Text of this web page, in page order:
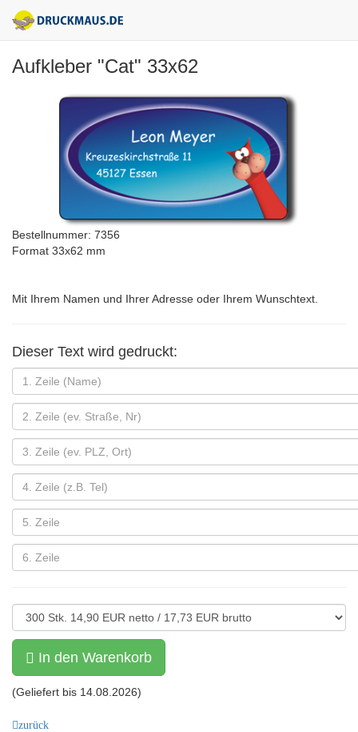
Aufkleber "Cat" 33x62
Bestellnummer: 7356
Format 33x62 mm
Mit Ihrem Namen und Ihrer Adresse oder Ihrem Wunschtext.
Dieser Text wird gedruckt:
In den Warenkorb
(Geliefert bis 14.08.2026)
zurück